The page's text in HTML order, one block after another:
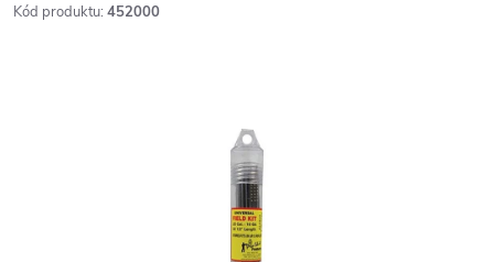
Kód produktu: 452000